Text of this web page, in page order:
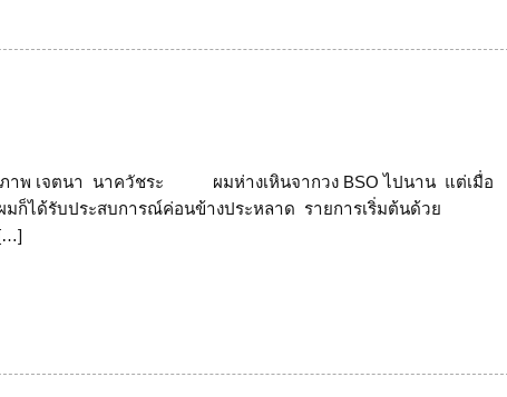
ภาพ เจตนา นาควัชระ ผมห่างเหินจากวง BSO ไปนาน แต่เมื่อ
ก็ได้รับประสบการณ์ค่อนข้างประหลาด รายการเริ่มต้นด้วย